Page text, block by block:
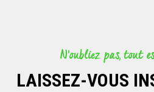
N’oubliez pas, tout
LAISSEZ-VOUS